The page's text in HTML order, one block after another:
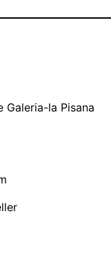
Galeria-la Pisana